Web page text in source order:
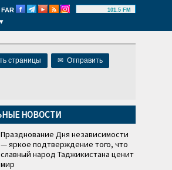
FAR 101.5 FM
страницы ✉ Отправить
НОВОСТИ
Празднование Дня независимости
— яркое подтверждение того, что
славный народ Таджикистана ценит
мир